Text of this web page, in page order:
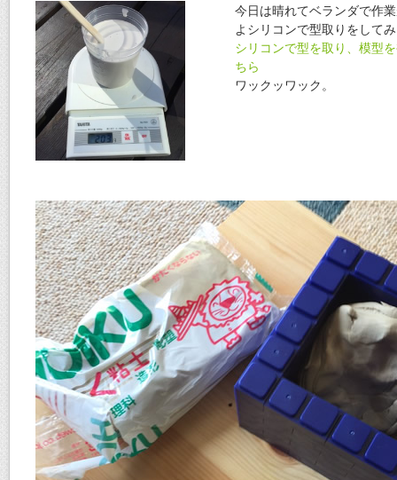
今日は晴れてベランダで作
よシリコンで型取りをして
シリコンで型を取り、模型
ちら
ワックッワック。